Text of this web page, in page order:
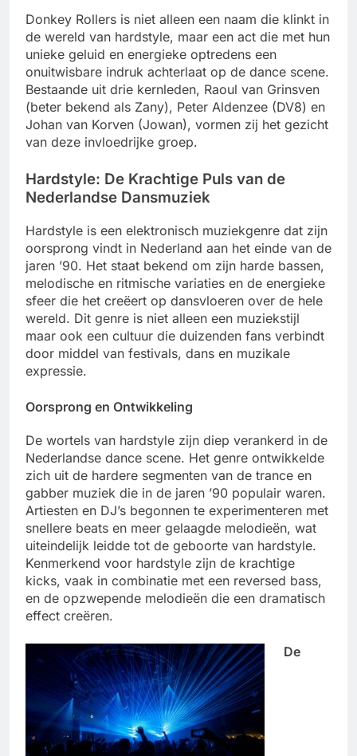
Donkey Rollers is niet alleen een naam die klinkt in
de wereld van hardstyle, maar een act die met hun
unieke geluid en energieke optredens een
onuitwisbare indruk achterlaat op de dance scene.
Bestaande uit drie kernleden, Raoul van Grinsven
(beter bekend als Zany), Peter Aldenzee (DV8) en
Johan van Korven (Jowan), vormen zij het gezicht
van deze invloedrijke groep.
Hardstyle: De Krachtige Puls van de
Nederlandse Dansmuziek
Hardstyle is een elektronisch muziekgenre dat zijn
oorsprong vindt in Nederland aan het einde van de
jaren ’90. Het staat bekend om zijn harde bassen,
melodische en ritmische variaties en de energieke
sfeer die het creëert op dansvloeren over de hele
wereld. Dit genre is niet alleen een muziekstijl
maar ook een cultuur die duizenden fans verbindt
door middel van festivals, dans en muzikale
expressie.
Oorsprong en Ontwikkeling
De wortels van hardstyle zijn diep verankerd in de
Nederlandse dance scene. Het genre ontwikkelde
zich uit de hardere segmenten van de trance en
gabber muziek die in de jaren ’90 populair waren.
Artiesten en DJ’s begonnen te experimenteren met
snellere beats en meer gelaagde melodieën, wat
uiteindelijk leidde tot de geboorte van hardstyle.
Kenmerkend voor hardstyle zijn de krachtige
kicks, vaak in combinatie met een reversed bass,
en de opzwepende melodieën die een dramatisch
effect creëren.
De